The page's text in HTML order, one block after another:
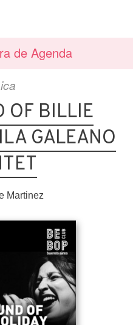
de Agenda
OF BILLIE
GALEANO
Martinez